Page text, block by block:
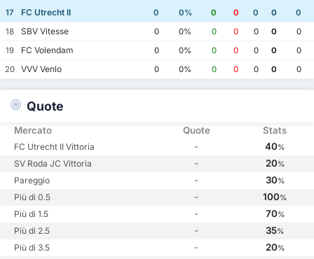
17
FC Utrecht II 0 0% 0 0 0 0
0
18
SBV Vitesse 0 0% 0 0 0 0
0
19
FC Volendam 0 0% 0 0 0 0
0
20
VVV Venlo 0 0% 0 0 0 0 0
Quote
Mercato Quote Stats
FC Utrecht II Vittoria - 40%
SV Roda JC Vittoria - 20%
Pareggio - 30%
Più di 0.5 - 100%
Più di 1.5 - 70%
Più di 2.5 - 35%
Più di 3.5 - 20%